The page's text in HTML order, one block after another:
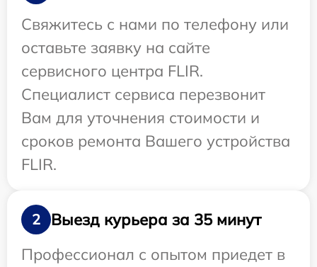
Свяжитесь с нами по телефону или
оставьте заявку на сайте
сервисного центра FLIR.
Специалист сервиса перезвонит
Вам для уточнения стоимости и
сроков ремонта Вашего устройства
FLIR.
2
Выезд курьера за 35 минут
Профессионал с опытом приедет в